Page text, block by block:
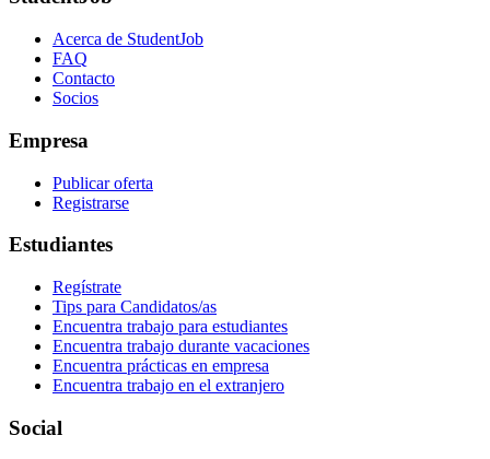
Acerca de StudentJob
FAQ
Contacto
Socios
Empresa
Publicar oferta
Registrarse
Estudiantes
Regístrate
Tips para Candidatos/as
Encuentra trabajo para estudiantes
Encuentra trabajo durante vacaciones
Encuentra prácticas en empresa
Encuentra trabajo en el extranjero
Social